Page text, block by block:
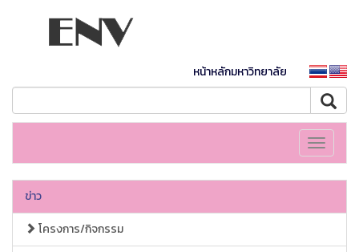
หน้าหลักมหาวิทยาลัย
Toggle
ข่าว
โครงการ/กิจกรรม